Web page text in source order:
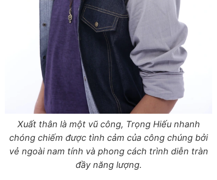
Xuất thân là một vũ công, Trọng Hiếu nhanh
chóng chiếm được tình cảm của công chúng bởi
vẻ ngoài nam tính và phong cách trình diễn tràn
đầy năng lượng.